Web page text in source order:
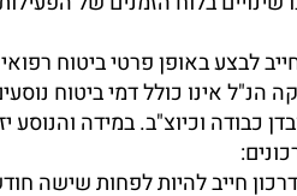
לבצע באופן פרטי ביטוח
הנ"ל אינו כולל דמי ביטוח
כבודה וכיוצ"ב. במידה והנוסע